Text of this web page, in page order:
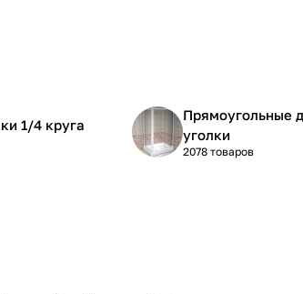
1/4 круга
Прямоугольные
уголки
2078 товаров